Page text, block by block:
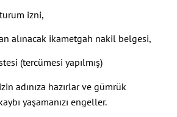
izni,
alınacak ikametgah nakil belgesi,
(tercümesi yapılmış)
adınıza hazırlar ve gümrük
yaşamanızı engeller.